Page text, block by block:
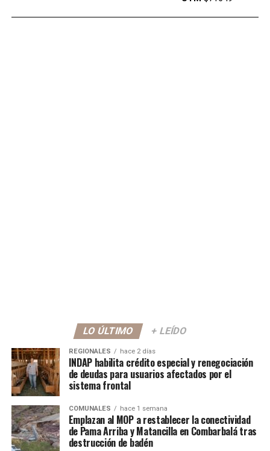
LO ÚLTIMO + LEÍDO
REGIONALES hace 2 días
INDAP habilita crédito especial y renegociación
de deudas para usuarios afectados por el
sistema frontal
COMUNALES hace 1 semana
Emplazan al MOP a restablecer la conectividad
de Pama Arriba y Matancilla en Combarbalá tras
destrucción de badén